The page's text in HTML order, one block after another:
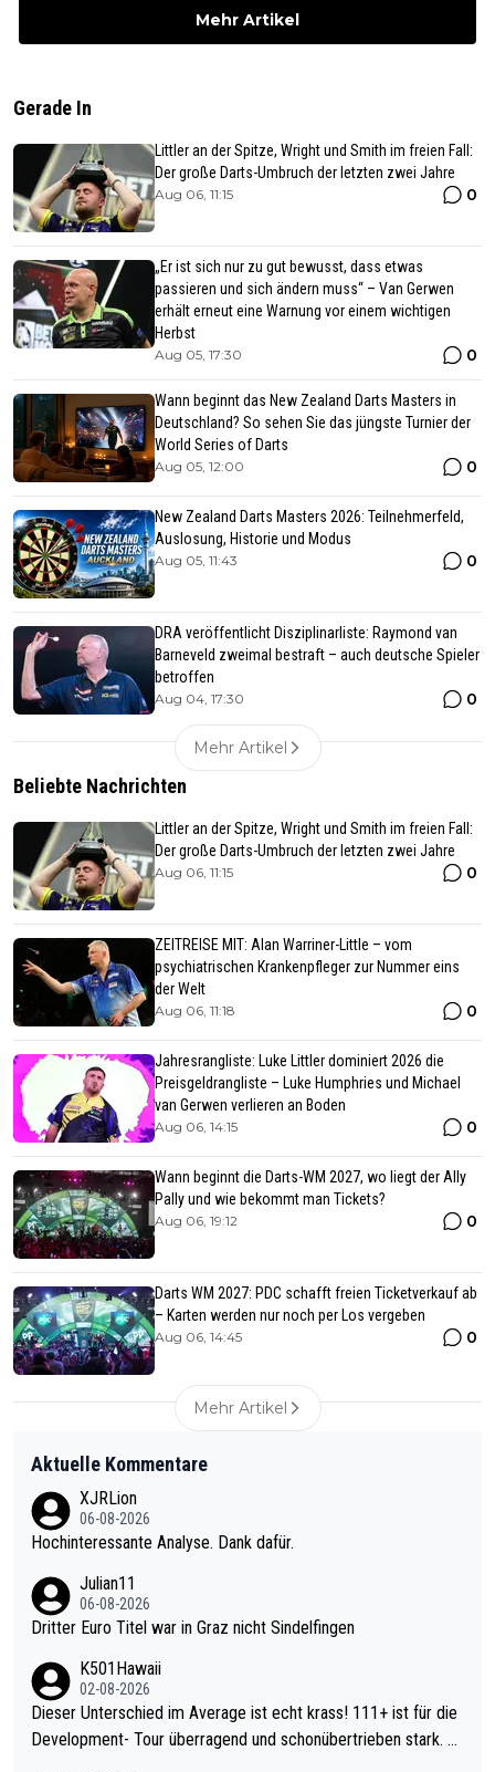
Mehr Artikel
Gerade In
Littler an der Spitze, Wright und Smith im freien Fall:
Der große Darts-Umbruch der letzten zwei Jahre
Aug 06, 11:15 0
„Er ist sich nur zu gut bewusst, dass etwas
passieren und sich ändern muss“ – Van Gerwen
erhält erneut eine Warnung vor einem wichtigen
Herbst
Aug 05, 17:30 0
Wann beginnt das New Zealand Darts Masters in
Deutschland? So sehen Sie das jüngste Turnier der
World Series of Darts
Aug 05, 12:00 0
New Zealand Darts Masters 2026: Teilnehmerfeld,
Auslosung, Historie und Modus
Aug 05, 11:43 0
DRA veröffentlicht Disziplinarliste: Raymond van
Barneveld zweimal bestraft – auch deutsche Spieler
betroffen
Aug 04, 17:30 0
Mehr Artikel
Beliebte Nachrichten
Littler an der Spitze, Wright und Smith im freien Fall:
Der große Darts-Umbruch der letzten zwei Jahre
Aug 06, 11:15 0
ZEITREISE MIT: Alan Warriner-Little – vom
psychiatrischen Krankenpfleger zur Nummer eins
der Welt
Aug 06, 11:18 0
Jahresrangliste: Luke Littler dominiert 2026 die
Preisgeldrangliste – Luke Humphries und Michael
van Gerwen verlieren an Boden
Aug 06, 14:15 0
Wann beginnt die Darts-WM 2027, wo liegt der Ally
Pally und wie bekommt man Tickets?
Aug 06, 19:12 0
Darts WM 2027: PDC schafft freien Ticketverkauf ab
– Karten werden nur noch per Los vergeben
Aug 06, 14:45 0
Mehr Artikel
Aktuelle Kommentare
XJRLion
06-08-2026
Hochinteressante Analyse. Dank dafür.
Julian11
06-08-2026
Dritter Euro Titel war in Graz nicht Sindelfingen
K501Hawaii
02-08-2026
Dieser Unterschied im Average ist echt krass! 111+ ist für die
Development- Tour überragend und schonübertrieben stark. U